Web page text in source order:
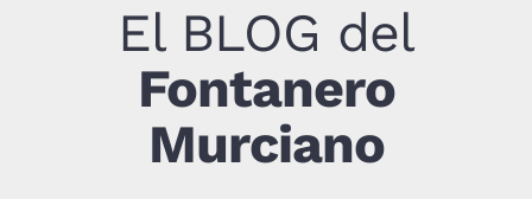
El BLOG del
Fontanero
Murciano